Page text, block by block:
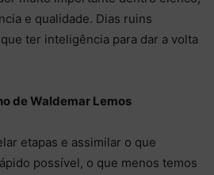
e qualidade. Dias ruins
ter inteligência para dar a volta
de Waldemar Lemos
etapas e assimilar o que
possível, o que menos temos